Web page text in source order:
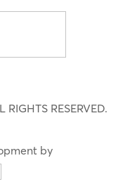
RESERVED.
by